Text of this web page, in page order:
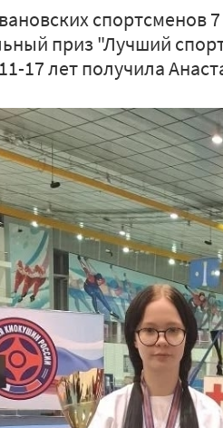
спортсменов
приз "Лучший
17 лет получила